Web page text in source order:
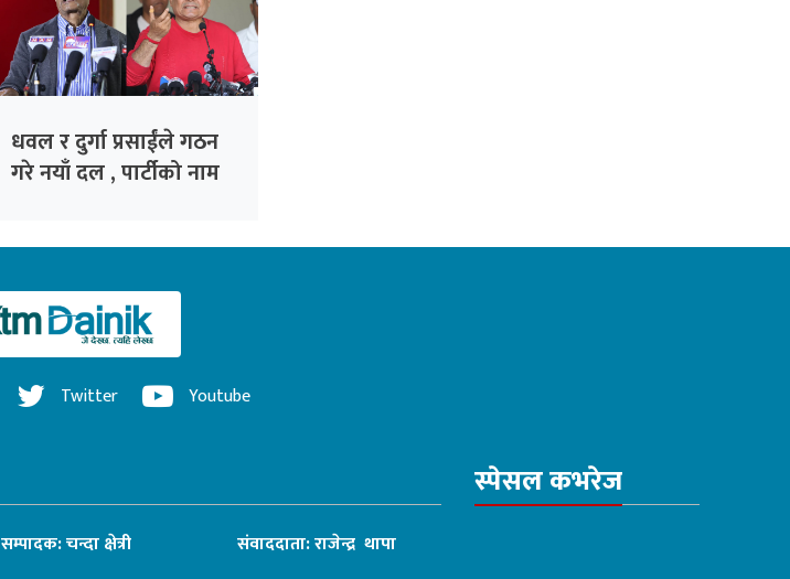
धवल र दुर्गा प्रसाईंले गठन
गरे नयाँ दल , पार्टीको नाम
Twitter Youtube
सम्पादक: चन्दा क्षेत्री संवाददाता: राजेन्द्र थापा
स्पेसल कभरेज